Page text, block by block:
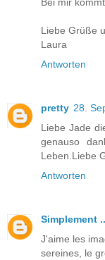
Liebe Grüße
Laura
Antworten
pretty 28.
Liebe Jade
genauso
Leben.Liebe
Antworten
Simplement
J'aime les
sereines, le